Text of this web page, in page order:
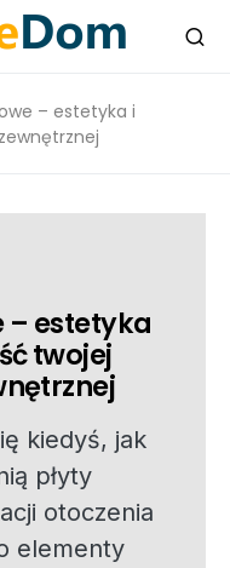
– estetyka i
– estetyka
twojej
kiedyś, jak
płyty
otoczenia
elementy